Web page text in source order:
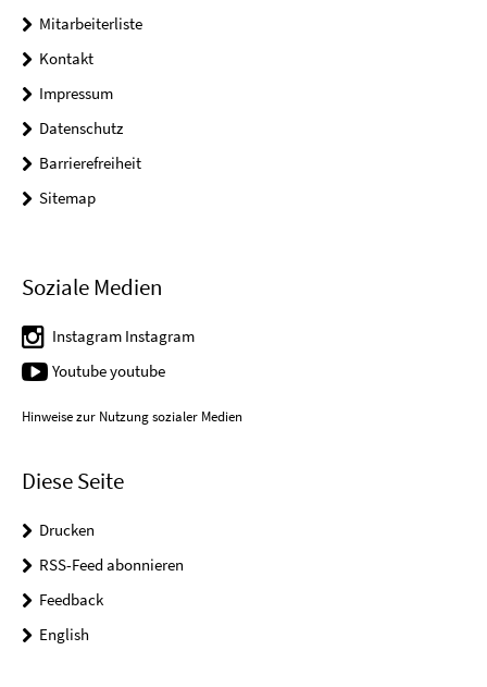
Mitarbeiterliste
Kontakt
Impressum
Datenschutz
Barrierefreiheit
Sitemap
Soziale Medien
Instagram Instagram
Youtube youtube
Hinweise zur Nutzung sozialer Medien
Diese Seite
Drucken
RSS-Feed abonnieren
Feedback
English